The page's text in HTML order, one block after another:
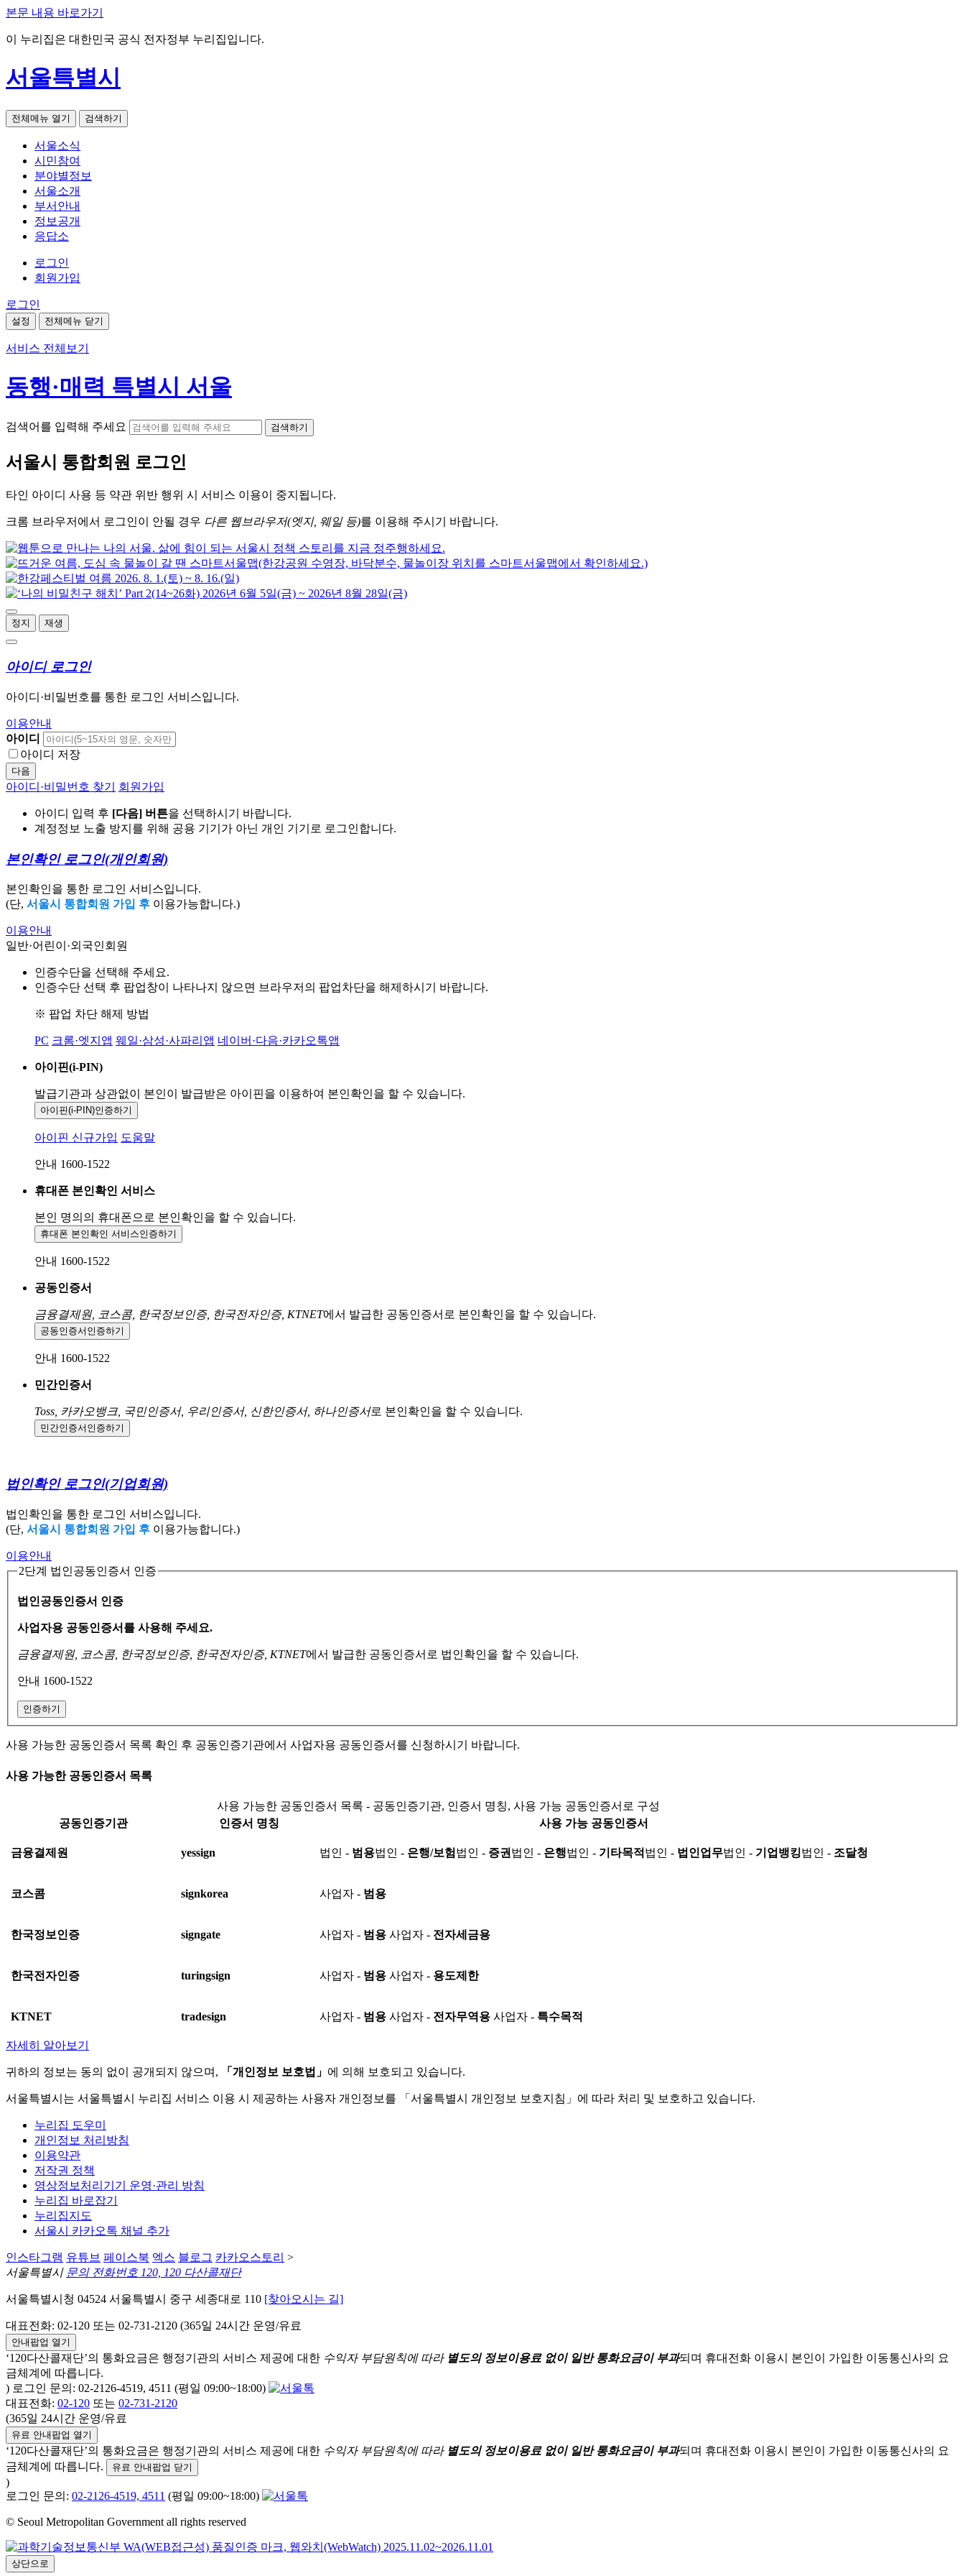
본문 내용 바로가기
이 누리집은 대한민국 공식 전자정부 누리집입니다.
서울특별시
전체메뉴 열기 검색하기
서울소식
시민참여
분야별정보
서울소개
부서안내
정보공개
응답소
로그인
회원가입
로그인
설정 전체메뉴 닫기
서비스 전체보기
동행·매력 특별시 서울
검색어를 입력해 주세요 검색하기
서울시 통합회원 로그인
타인 아이디 사용 등 약관 위반 행위 시 서비스 이용이 중지됩니다.
크롬 브라우저에서 로그인이 안될 경우 다른 웹브라우저(엣지, 웨일 등)를 이용해 주시기 바랍니다.
정지 재생
아이디 로그인
아이디·비밀번호를 통한 로그인 서비스입니다.
이용안내
아이디
아이디 저장
다음
아이디·비밀번호 찾기 회원가입
아이디 입력 후 [다음] 버튼을 선택하시기 바랍니다.
계정정보 노출 방지를 위해 공용 기기가 아닌 개인 기기로 로그인합니다.
본인확인 로그인(개인회원)
본인확인을 통한 로그인 서비스입니다.
(단, 서울시 통합회원 가입 후 이용가능합니다.)
이용안내
일반·어린이·외국인회원
인증수단을 선택해 주세요.
인증수단 선택 후 팝업창이 나타나지 않으면 브라우저의 팝업차단을 해제하시기 바랍니다.
※ 팝업 차단 해제 방법
PC 크롬·엣지앱 웨일·삼성·사파리앱 네이버·다음·카카오톡앱
아이핀(i-PIN)
발급기관과 상관없이 본인이 발급받은 아이핀을 이용하여 본인확인을 할 수 있습니다.
아이핀(i-PIN)인증하기
아이핀 신규가입 도움말
안내 1600-1522
휴대폰 본인확인 서비스
본인 명의의 휴대폰으로 본인확인을 할 수 있습니다.
휴대폰 본인확인 서비스인증하기
안내 1600-1522
공동인증서
금융결제원, 코스콤, 한국정보인증, 한국전자인증, KTNET에서 발급한 공동인증서로 본인확인을 할 수 있습니다.
공동인증서 인증하기
안내 1600-1522
민간인증서
Toss, 카카오뱅크, 국민인증서, 우리인증서, 신한인증서, 하나인증서로 본인확인을 할 수 있습니다.
민간인증서 인증하기
법인확인 로그인(기업회원)
법인확인을 통한 로그인 서비스입니다.
(단, 서울시 통합회원 가입 후 이용가능합니다.)
이용안내
2단계 법인공동인증서 인증
법인공동인증서 인증
사업자용 공동인증서를 사용해 주세요.
금융결제원, 코스콤, 한국정보인증, 한국전자인증, KTNET에서 발급한 공동인증서로 법인확인을 할 수 있습니다.
안내 1600-1522
인증하기
사용 가능한 공동인증서 목록 확인 후 공동인증기관에서 사업자용 공동인증서를 신청하시기 바랍니다.
사용 가능한 공동인증서 목록
사용 가능한 공동인증서 목록 - 공동인증기관, 인증서 명칭, 사용 가능 공동인증서로 구성
공동인증기관
인증서 명칭 사용 가능 공동인증서
금융결제원 yessign 법인 - 범용법인 - 은행/보험 법인 - 증권 법인 - 은행법인 - 기타목적 법인 - 법인업무법인 - 기업뱅킹법인 - 조달청
코스콤 signkorea 사업자 - 범용
한국정보인증 signgate 사업자 - 범용 사업자 - 전자세금용
한국전자인증 turingsign 사업자 - 범용 사업자 - 용도제한
KTNET tradesign 사업자 - 범용 사업자 - 전자무역용 사업자 - 특수목적
자세히 알아보기
귀하의 정보는 동의 없이 공개되지 않으며, 「개인정보 보호법」 에 의해 보호되고 있습니다.
서울특별시는 서울특별시 누리집 서비스 이용 시 제공하는 사용자 개인정보를 「서울특별시 개인정보 보호지침」에 따라 처리 및 보호하고 있습니다.
누리집 도우미
개인정보 처리방침
이용약관
저작권 정책
영상정보처리기기 운영·관리 방침
누리집 바로잡기
누리집지도
서울시 카카오톡 채널 추가
인스타그램 유튜브 페이스북 엑스 블로그 카카오스토리 >
서울특별시 문의 전화번호 120, 120 다산콜재단
서울특별시청 04524 서울특별시 중구 세종대로 110 [찾아오시는 길]
대표전화: 02-120 또는 02-731-2120 (365일 24시간 운영/유료
안내팝업 열기
‘120다산콜재단’의 통화요금은 행정기관의 서비스 제공에 대한 수익자 부담원칙에 따라 별도의 정보이용료 없이 일반 통화요금이 부과되며 휴대전화 이용시 본인이 가입한 이동통신사의 요
금체계에 따릅니다.
) 로그인 문의: 02-2126-4519, 4511 (평일 09:00~18:00)
대표전화: 02-120 또는 02-731-2120
(365일 24시간 운영/유료
유료 안내팝업 열기
‘120다산콜재단’의 통화요금은 행정기관의 서비스 제공에 대한 수익자 부담원칙에 따라 별도의 정보이용료 없이 일반 통화요금이 부과되며 휴대전화 이용시 본인이 가입한 이동통신사의 요
금체계에 따릅니다.
유료 안내팝업 닫기
)
로그인 문의: 02-2126-4519, 4511 (평일 09:00~18:00)
© Seoul Metropolitan Government all rights reserved
상단으로